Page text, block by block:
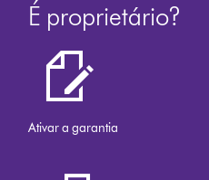
É proprietário?
Ativar a garantia